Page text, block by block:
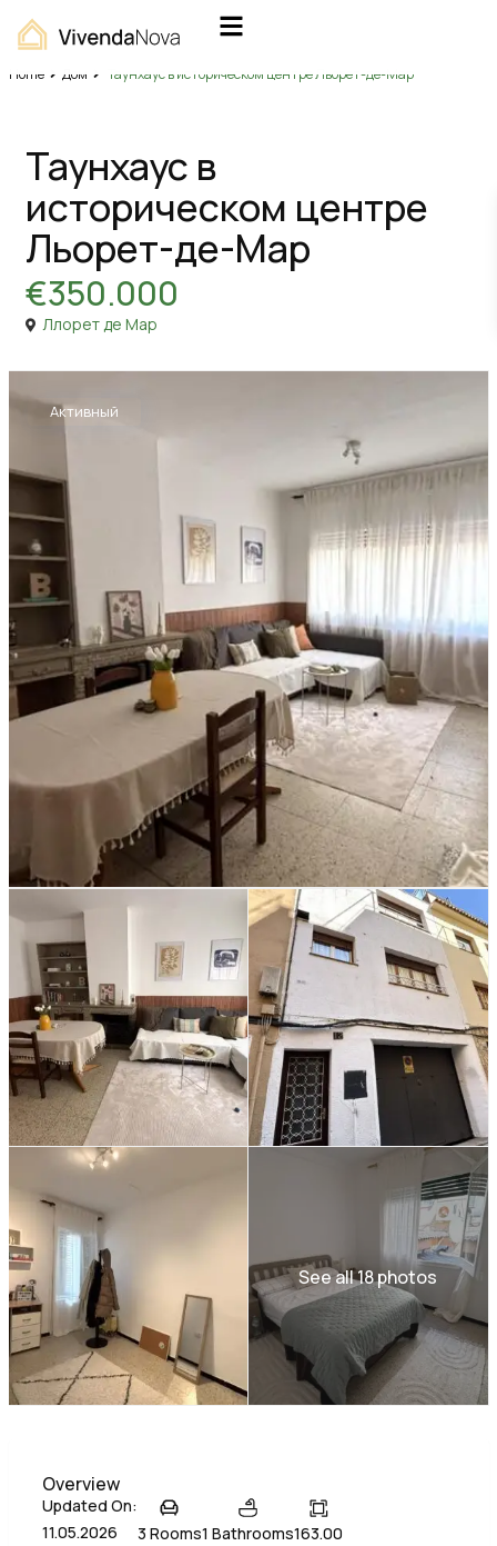
Home Дом Таунхаус в историческом центре Льорет-де-Мар
Таунхаус в
историческом центре
Льорет-де-Мар
€350.000
Ллорет де Мар
Активный
See all 18 photos
Overview
Updated On:
11.05.2026
3 Rooms1 Bathrooms163.00